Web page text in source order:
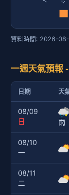
資料時間: 2026-
一週天氣預報
日期 天
08/09
日
雨
08/10
一
08/11
二